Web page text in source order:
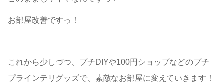
お部屋改善ですっ！
これから少しづつ、プチDIYや100円ショップなどのプチ
プラインテリグッズで、素敵なお部屋に変えていきます！